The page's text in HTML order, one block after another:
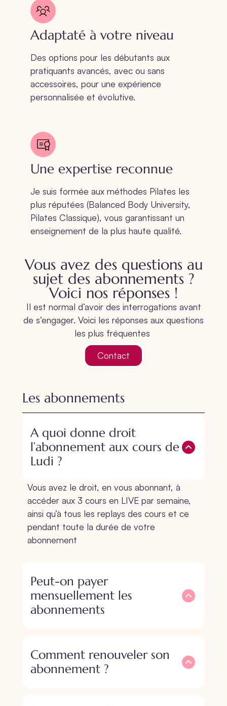
Adaptaté à votre niveau
Des options pour les débutants aux
pratiquants avancés, avec ou sans
accessoires, pour une expérience
personnalisée et évolutive.
Une expertise reconnue
Je suis formée aux méthodes Pilates les
plus réputées (Balanced Body University,
Pilates Classique), vous garantissant un
enseignement de la plus haute qualité.
Vous avez des questions au
sujet des abonnements ?
Voici nos réponses !
Il est normal d’avoir des interrogations avant
de s’engager. Voici les réponses aux questions
les plus fréquentes
Contact
Les abonnements
A quoi donne droit
l’abonnement aux cours de
Ludi ?
Vous avez le droit, en vous abonnant, à
accéder aux 3 cours en LIVE par semaine,
ainsi qu’à tous les replays des cours et ce
pendant toute la durée de votre
abonnement
Peut-on payer
mensuellement les
abonnements
Comment renouveler son
abonnement ?